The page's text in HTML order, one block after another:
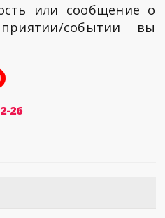
или сообщение о
событии вы
26